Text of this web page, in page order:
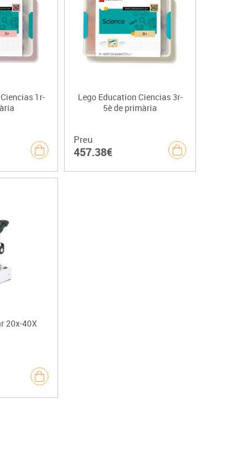
1r-
Lego Education Ciencias 3r-
5è de primària
Preu
457.38€
20x-40X